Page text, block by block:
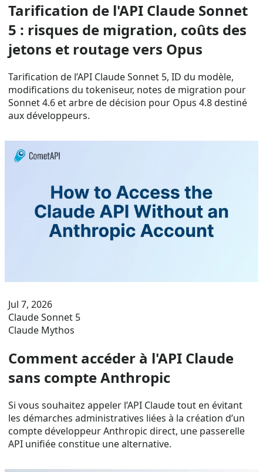
Tarification de l'API Claude Sonnet
5 : risques de migration, coûts des
jetons et routage vers Opus
Tarification de l’API Claude Sonnet 5, ID du modèle,
modifications du tokeniseur, notes de migration pour
Sonnet 4.6 et arbre de décision pour Opus 4.8 destiné
aux développeurs.
Jul 7, 2026
Claude Sonnet 5
Claude Mythos
Comment accéder à l'API Claude
sans compte Anthropic
Si vous souhaitez appeler l’API Claude tout en évitant
les démarches administratives liées à la création d’un
compte développeur Anthropic direct, une passerelle
API unifiée constitue une alternative.